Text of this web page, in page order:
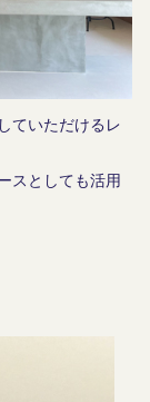
ていただけるレ
スとしても活用